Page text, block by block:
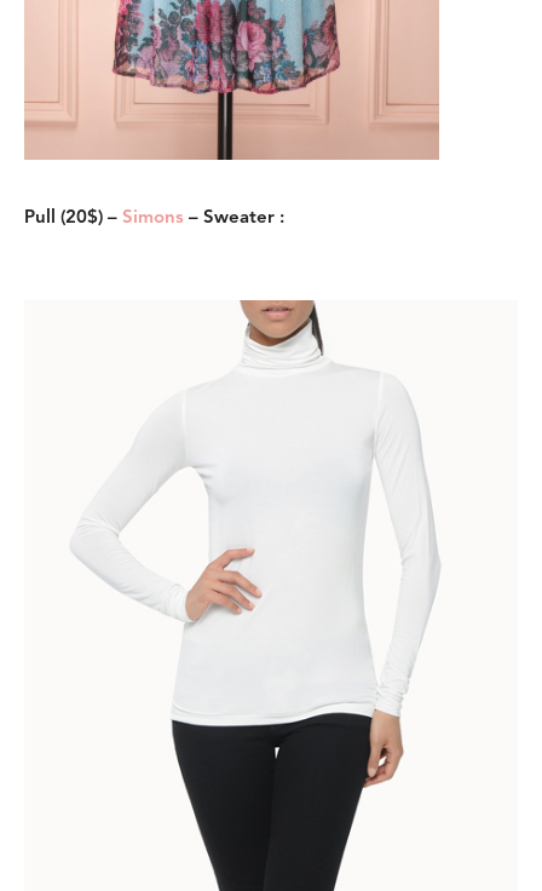
Pull (20$) – Simons – Sweater :